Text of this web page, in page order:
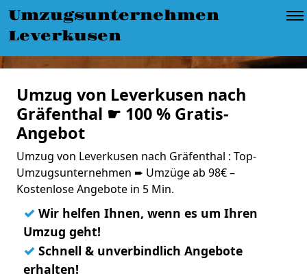
Umzugsunternehmen
Leverkusen
Umzug von Leverkusen nach
Gräfenthal ☛ 100 % Gratis-
Angebot
Umzug von Leverkusen nach Gräfenthal : Top-
Umzugsunternehmen ➨ Umzüge ab 98€ –
Kostenlose Angebote in 5 Min.
✓ Wir helfen Ihnen, wenn es um Ihren
Umzug geht!
✓ Schnell & unverbindlich Angebote
erhalten!